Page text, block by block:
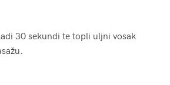
30 sekundi te topli uljni vosak